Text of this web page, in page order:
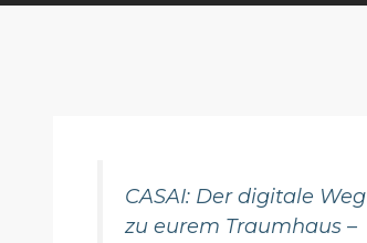
CASAI: Der digitale Weg
zu eurem Traumhaus –